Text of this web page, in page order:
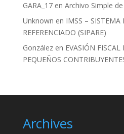
GARA_17en Archivo Simple
Unknown en IMSS – SISTEMA
REFERENCIADO (SIPARE)
Gonzálezen EVASIÓN
PEQUEÑOS
Archives